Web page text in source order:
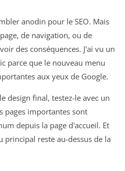
anodin pour le SEO. Mais
de navigation, ou de
des conséquences. J'ai vu un
parce que le nouveau menu
aux yeux de Google.
design final, testez-le avec un
pages importantes sont
depuis la page d'accueil. Et
principal reste au-dessus de la